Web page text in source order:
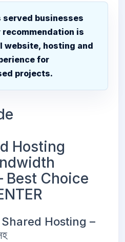
served businesses
recommendation is
website, hosting and
for
projects.
Hosting
Best Choice
Shared Hosting –